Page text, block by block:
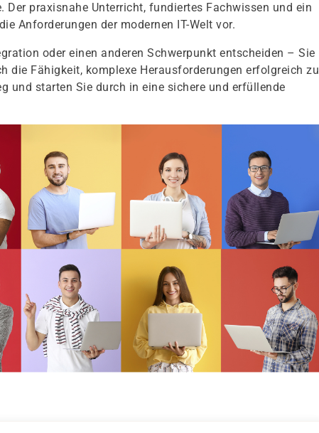
praxisnahe Unterricht, fundiertes Fachwissen und ein
Anforderungen der modernen IT-Welt vor.
oder einen anderen Schwerpunkt entscheiden – Sie
die Fähigkeit, komplexe Herausforderungen erfolgreich zu
und starten Sie durch in eine sichere und erfüllende